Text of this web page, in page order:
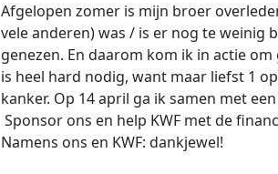
Afgelopen zomer is mijn broer
vele anderen) was / is er nog te weinig
genezen. En daarom kom ik in actie
is heel hard nodig, want maar liefst 1
kanker. Op 14 april ga ik samen met
Sponsor ons en help KWF met de
Namens ons en KWF: dankjewel!